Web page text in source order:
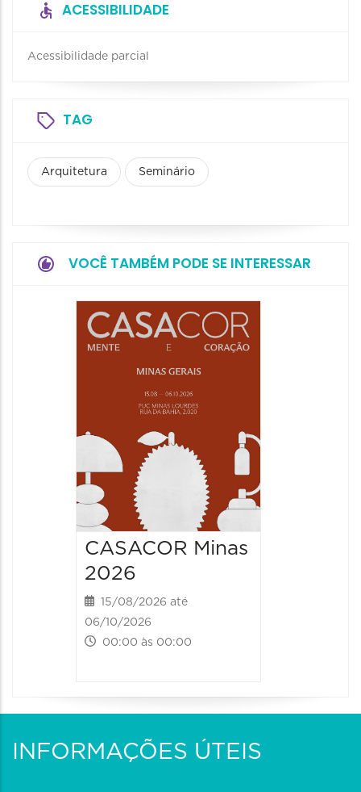
ACESSIBILIDADE
Acessibilidade parcial
TAG
Arquitetura Seminário
VOCÊ TAMBÉM PODE SE INTERESSAR
CASACOR Minas
2026
15/08/2026 até
06/10/2026
00:00 às 00:00
INFORMAÇÕES ÚTEIS